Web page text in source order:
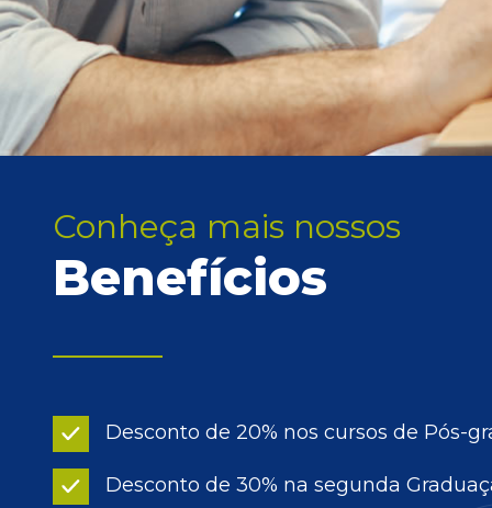
Conheça mais nossos
Benefícios
Desconto de 20% nos cursos de Pós-
Desconto de 30% na segunda